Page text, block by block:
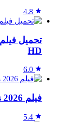
4.8
HD
6.0
فيلم The Truthers 2026 مترجم اون لاين
5.4